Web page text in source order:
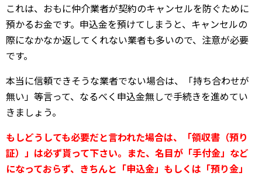
これは、おもに仲介業者が契約のキャンセルを防ぐために
預かるお金です。申込金を預けてしまうと、キャンセルの
際になかなか返してくれない業者も多いので、注意が必要
です。
本当に信頼できそうな業者でない場合は、「持ち合わせが
無い」等言って、なるべく申込金無しで手続きを進めてい
きましょう。
もしどうしても必要だと言われた場合は、「領収書（預り
証）」は必ず貰って下さい。また、名目が「手付金」など
になっておらず、きちんと「申込金」もしくは「預り金」